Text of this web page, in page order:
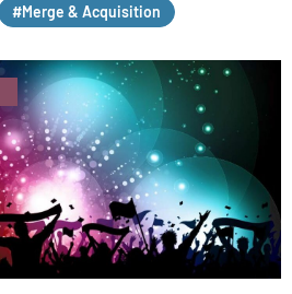
#Merge & Acquisition